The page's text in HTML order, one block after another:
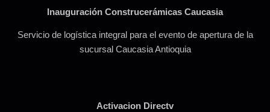
Inauguración Construcerámicas Caucasia
Servicio de logística integral para el evento de apertura de la
sucursal Caucasia Antioquia
Activacion Directv